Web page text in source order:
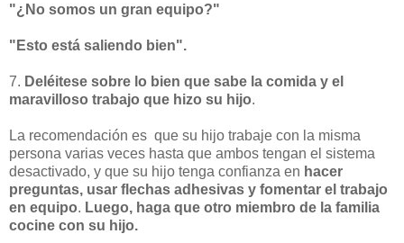
"¿No somos un gran equipo?"
"Esto está saliendo bien".
7. Deléitese sobre lo bien que sabe la comida y el
maravilloso trabajo que hizo su hijo.
La recomendación es que su hijo trabaje con la misma
persona varias veces hasta que ambos tengan el sistema
desactivado, y que su hijo tenga confianza en hacer
preguntas, usar flechas adhesivas y fomentar el trabajo
en equipo. Luego, haga que otro miembro de la familia
cocine con su hijo.